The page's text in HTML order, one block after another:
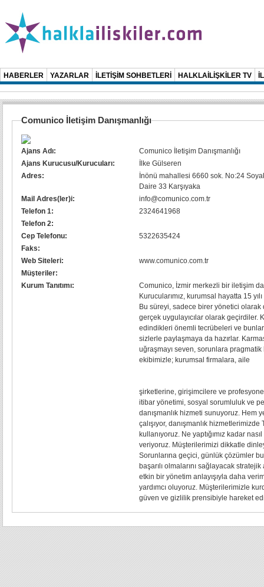
HABERLER YAZARLAR İLETİŞİM SOHBETLERİ HALKLAİLİŞKİLER TV
Comunico İletişim Danışmanlığı
Ajans Adı:
Comunico İletişim Danışmanlığı
Ajans Kurucusu/Kurucuları:
İlke Gülseren
Adres:
İnönü mahallesi 6660 sok. No:24
Daire 33 Karşıyaka
Mail Adres(ler)i:
info@comunico.com.tr
Telefon 1:
2324641968
Telefon 2:
Cep Telefonu:
5322635424
Faks:
Web Siteleri:
www.comunico.com.tr
Müşteriler:
Kurum Tanıtımı:
Comunico, İzmir merkezli bir iletişim
Kurucularımız, kurumsal hayatta 15
Bu süreyi, sadece birer yönetici
gerçek uygulayıcılar olarak geçirdiler.
edindikleri önemli tecrübeleri ve
sizlerle paylaşmaya da hazırlar.
uğraşmayı seven, sorunlara
ekibimizle; kurumsal firmalara, aile
şirketlerine, girişimcilere ve
itibar yönetimi, sosyal sorumluluk ve
danışmanlık hizmeti sunuyoruz. Hem
çalışıyor, danışmanlık
kullanıyoruz. Ne yaptığımız kadar
veriyoruz. Müşterilerimizi dikkatle
Sorunlarına geçici, günlük çözümler
başarılı olmalarını sağlayacak stratejik
etkin bir yönetim anlayışıyla daha
yardımcı oluyoruz. Müşterilerimizle
güven ve gizlilik prensibiyle hareket